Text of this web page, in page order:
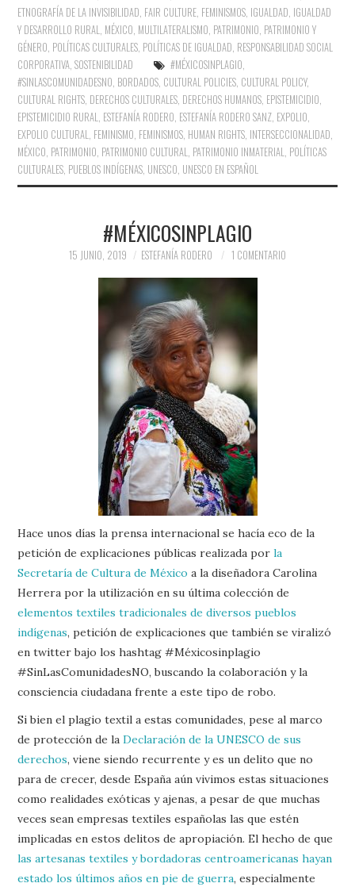
ETNOGRAFÍA DE LA INVISIBILIDAD, FAIR CULTURE, FEMINISMOS, IGUALDAD, IGUALDAD
Y DESARROLLO RURAL, MÉXICO, MULTILATERALISMO, PATRIMONIO, PATRIMONIO Y
GÉNERO, POLÍTICAS CULTURALES, POLÍTICAS DE IGUALDAD, RESPONSABILIDAD SOCIAL
CORPORATIVA,SOSTENIBILIDAD #MÉXICOSINPLAGIO,
#SINLASCOMUNIDADESNO, BORDADOS, CULTURAL POLICIES, CULTURAL POLICY,
CULTURAL RIGHTS, DERECHOS CULTURALES, DERECHOS HUMANOS, EPISTEMICIDIO,
EPISTEMICIDIO RURAL, ESTEFANÍA RODERO, ESTEFANÍA RODERO SANZ, EXPOLIO,
EXPOLIO CULTURAL, FEMINISMO, FEMINISMOS, HUMAN RIGHTS, INTERSECCIONALIDAD,
MÉXICO, PATRIMONIO, PATRIMONIO CULTURAL, PATRIMONIO INMATERIAL, POLÍTICAS
CULTURALES, PUEBLOS INDÍGENAS, UNESCO, UNESCO EN ESPAÑOL
#MÉXICOSINPLAGIO
15 JUNIO, 2019 ESTEFANÍA RODERO 1 COMENTARIO
Hace unos días la prensa internacional se hacía eco de la
petición de explicaciones públicas realizada porla
Secretaría de Cultura de México a la diseñadora Carolina
Herrera por la utilización en su última colección de
elementos textiles tradicionales de diversos pueblos
indígenas, petición de explicaciones que también se viralizó
en twitter bajo los hashtag #Méxicosinplagio
#SinLasComunidadesNO, buscando la colaboración y la
consciencia ciudadana frente a este tipo de robo.
Si bien el plagio textil a estas comunidades, pese al marco
de protección de laDeclaración de la UNESCO de sus
derechos, viene siendo recurrente y es un delito que no
para de crecer, desde España aún vivimos estas situaciones
como realidades exóticas y ajenas, a pesar de que muchas
veces sean empresas textiles españolas las que estén
implicadas en estos delitos de apropiación. El hecho de que
las artesanas textiles y bordadoras centroamericanas hayan
estado los últimos años en pie de guerra, especialmente